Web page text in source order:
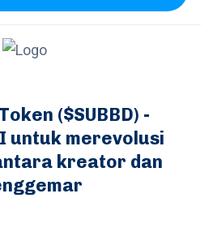
($SUBBD) -
untuk merevolusi
kreator dan